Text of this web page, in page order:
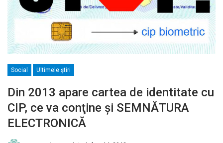
Social Ultimele ştiri
Din 2013 apare cartea de identitate cu
CIP, ce va conţine şi SEMNĂTURA
ELECTRONICĂ